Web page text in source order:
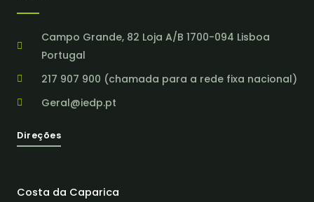
Campo Grande, 82 Loja A/B 1700-094 Lisboa
Portugal
217 907 900 (chamada para a rede fixa nacional)
Geral@iedp.pt
Direções
Costa da Caparica